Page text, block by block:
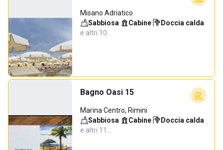
Misano Adriatico
Sabbiosa· Cabine· Doccia calda·
e altri 10…
Bagno Oasi 15
Marina Centro, Rimini
Sabbiosa· Cabine· Doccia calda·
e altri 11…